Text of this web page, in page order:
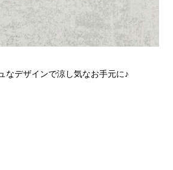
なデザインで涼し気なお手元に♪